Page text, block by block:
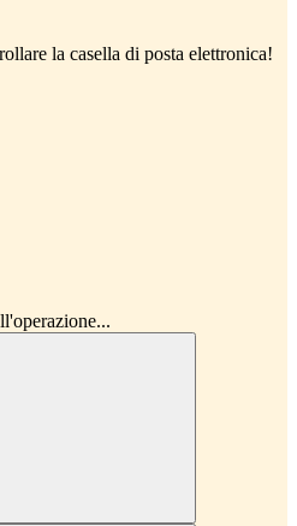
la casella di posta elettronica!